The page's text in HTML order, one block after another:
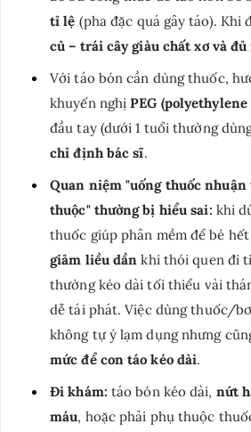
tỉ lệ (pha đặc quá gây táo). Khi
củ – trái cây giàu chất xơ và đủ
Với táo bón cần dùng thuốc,
khuyến nghịPEG
đầu tay (dưới 1 tuổi thường
chỉ định bác sĩ.
Quan niệm "uống thuốc
thuộc" thường bị hiểu sai: khi
thuốc giúp phân mềm để bé
giảm liều dần khi thói quen đi
thường kéo dài tối thiểu vài
dễ tái phát. Việc dùng thuốc/
không tự ý lạm dụng nhưng
mức để con táo kéo dài.
Đi khám: táo bón kéo dài, nứt
máu, hoặc phải phụ thuộc